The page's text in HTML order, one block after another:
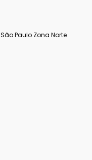
São Paulo Zona Norte